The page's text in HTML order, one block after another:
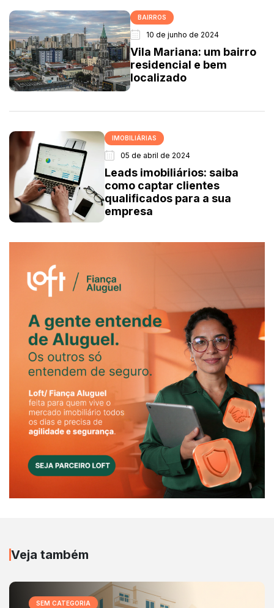
BAIRROS
10 de junho de 2024
Vila Mariana: um bairro
residencial e bem
localizado
IMOBILIÁRIAS
05 de abril de 2024
Leads imobiliários: saiba
como captar clientes
qualificados para a sua
empresa
Veja também
SEM CATEGORIA